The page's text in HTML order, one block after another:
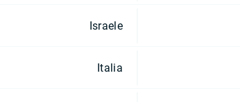
Israele
Italia